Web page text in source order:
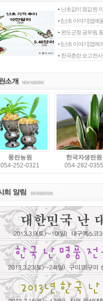
난초값이 껌값 된
[난초 이야기] 엽예
완도군청 공무원,
[난초 이야기] 엽예
한국춘란 보고 천
녹운난원
054-282-0399
풍란농원
054-252-0321
한국자생란원
054-282-0355
녹운난원
054-282-0399
강원농산
033-745-4819